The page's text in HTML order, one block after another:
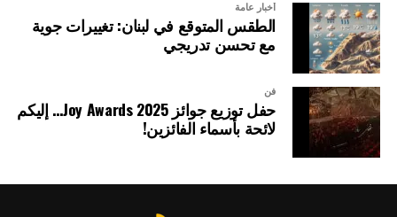
أخبار عامة
الطقس المتوقع في لبنان: تغييرات جوية
مع تحسن تدريجي
فن
حفل توزيع جوائز Joy Awards 2025… إليكم
لائحة بأسماء الفائزين!